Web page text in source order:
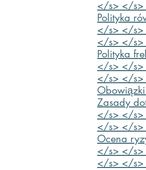
</s> </
Polityka
</s> </
</s> </
Polityka
</s> </
</s> </
Zasady
</s> </
</s> </
Ocena
</s> </
</s> </